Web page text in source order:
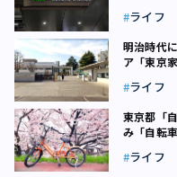
ライフ
明治時代
ア「東京
ライフ
東京都「
み「自転
ライフ